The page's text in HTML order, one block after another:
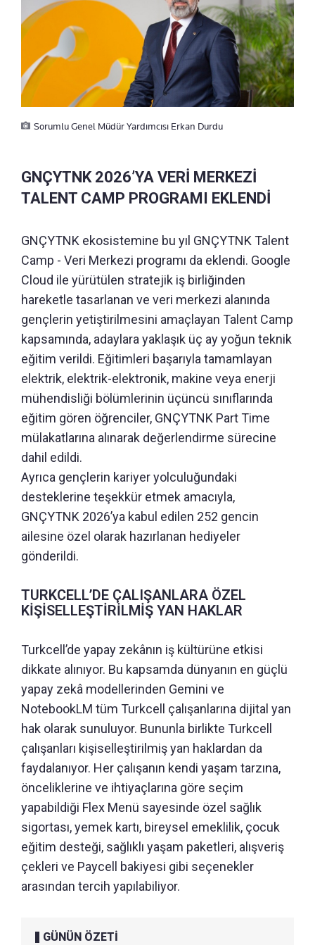
Sorumlu Genel Müdür Yardımcısı Erkan Durdu
GNÇYTNK 2026’YA VERİ MERKEZİ
TALENT CAMP PROGRAMI EKLENDİ
GNÇYTNK ekosistemine bu yıl GNÇYTNK Talent
Camp - Veri Merkezi programı da eklendi. Google
Cloud ile yürütülen stratejik iş birliğinden
hareketle tasarlanan ve veri merkezi alanında
gençlerin yetiştirilmesini amaçlayan Talent Camp
kapsamında, adaylara yaklaşık üç ay yoğun teknik
eğitim verildi. Eğitimleri başarıyla tamamlayan
elektrik, elektrik-elektronik, makine veya enerji
mühendisliği bölümlerinin üçüncü sınıflarında
eğitim gören öğrenciler, GNÇYTNK Part Time
mülakatlarına alınarak değerlendirme sürecine
dahil edildi.
Ayrıca gençlerin kariyer yolculuğundaki
desteklerine teşekkür etmek amacıyla,
GNÇYTNK 2026’ya kabul edilen 252 gencin
ailesine özel olarak hazırlanan hediyeler
gönderildi.
TURKCELL’DE ÇALIŞANLARA ÖZEL
KİŞİSELLEŞTİRİLMİŞ YAN HAKLAR
Turkcell’de yapay zekânın iş kültürüne etkisi
dikkate alınıyor. Bu kapsamda dünyanın en güçlü
yapay zekâ modellerinden Gemini ve
NotebookLM tüm Turkcell çalışanlarına dijital yan
hak olarak sunuluyor. Bununla birlikte Turkcell
çalışanları kişiselleştirilmiş yan haklardan da
faydalanıyor. Her çalışanın kendi yaşam tarzına,
önceliklerine ve ihtiyaçlarına göre seçim
yapabildiği Flex Menü sayesinde özel sağlık
sigortası, yemek kartı, bireysel emeklilik, çocuk
eğitim desteği, sağlıklı yaşam paketleri, alışveriş
çekleri ve Paycell bakiyesi gibi seçenekler
arasından tercih yapılabiliyor.
GÜNÜN ÖZETİ